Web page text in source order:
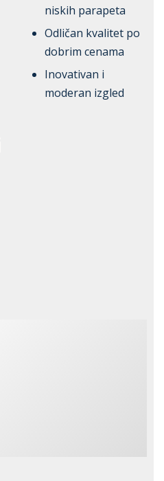
niskih parapeta
Odličan kvalitet po
dobrim cenama
Inovativan i
moderan izgled